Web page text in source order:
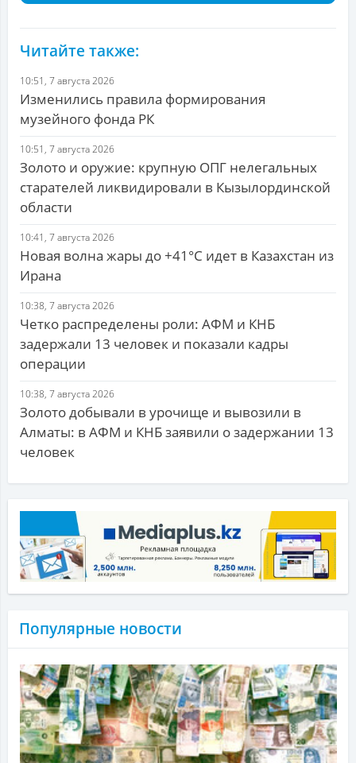
Читайте также:
10:51, 7 августа 2026
Изменились правила формирования
музейного фонда РК
10:51, 7 августа 2026
Золото и оружие: крупную ОПГ нелегальных
старателей ликвидировали в Кызылординской
области
10:41, 7 августа 2026
Новая волна жары до +41°C идет в Казахстан из
Ирана
10:38, 7 августа 2026
Четко распределены роли: АФМ и КНБ
задержали 13 человек и показали кадры
операции
10:38, 7 августа 2026
Золото добывали в урочище и вывозили в
Алматы: в АФМ и КНБ заявили о задержании 13
человек
Популярные новости